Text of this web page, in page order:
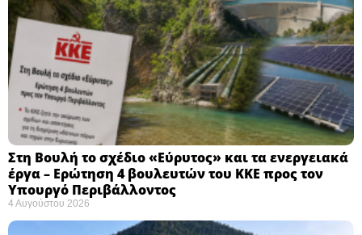
Στη Βουλή το σχέδιο «Εύρυτος» και τα ενεργειακά
έργα – Ερώτηση 4 βουλευτών του ΚΚΕ προς τον
Υπουργό Περιβάλλοντος
4 Αυγούστου 2026